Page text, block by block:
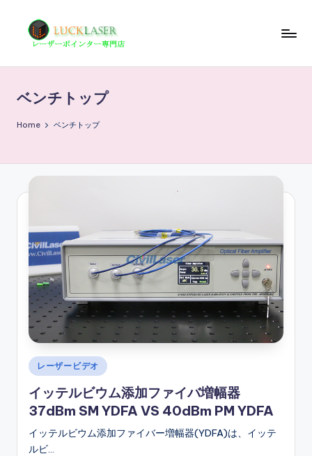
ザ
ー
科
学
術
情
報
ザ
ー
ポ
ー
店
ベンチトップ
Home ベンチトップ
Posted
in
レーザービデオ
イッテルビウム添加ファイバ増幅器
37dBm SM YDFA VS 40dBm PM YDFA
イッテルビウム添加ファイバー増幅器(YDFA)は、イッテ
ルビ…